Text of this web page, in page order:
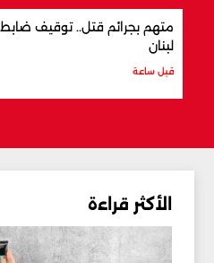
متهم بجرائم قتل.. توقيف
لبنان
قبل ساعة
الأكثر قراءة